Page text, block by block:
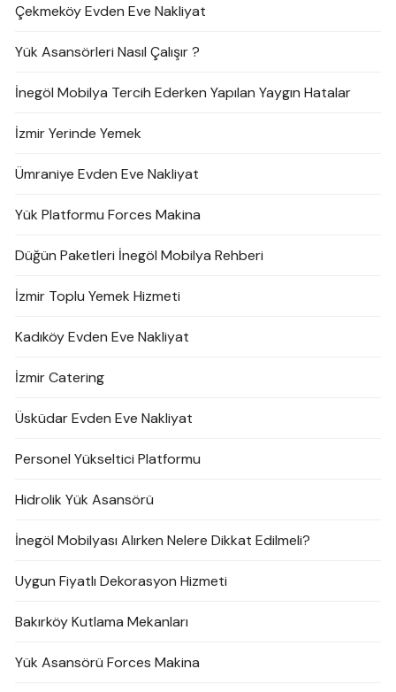
Çekmeköy Evden Eve Nakliyat
Yük Asansörleri Nasıl Çalışır ?
İnegöl Mobilya Tercih Ederken Yapılan Yaygın Hatalar
İzmir Yerinde Yemek
Ümraniye Evden Eve Nakliyat
Yük Platformu Forces Makina
Düğün Paketleri İnegöl Mobilya Rehberi
İzmir Toplu Yemek Hizmeti
Kadıköy Evden Eve Nakliyat
İzmir Catering
Üsküdar Evden Eve Nakliyat
Personel Yükseltici Platformu
Hidrolik Yük Asansörü
İnegöl Mobilyası Alırken Nelere Dikkat Edilmeli?
Uygun Fiyatlı Dekorasyon Hizmeti
Bakırköy Kutlama Mekanları
Yük Asansörü Forces Makina